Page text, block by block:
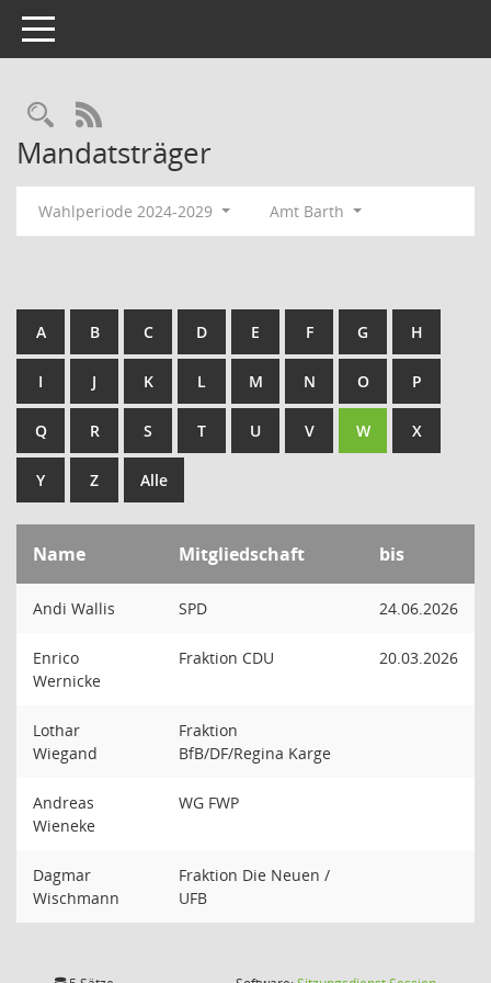
Toggle navigation
Rechercheauswahl
RSS-Feed
Mandatsträger
Wahlperiode 2024-2029 Amt Barth
A B C D E F G H
I J K L M N O P
Q R S T U V W X
Y Z Alle
Name Mitgliedschaft bis
Andi Wallis SPD 24.06.2026
Enrico
Wernicke
Fraktion CDU 20.03.2026
Lothar
Wiegand
Fraktion
BfB/DF/Regina Karge
Andreas
Wieneke
WG FWP
Dagmar
Wischmann
Fraktion Die Neuen /
UFB